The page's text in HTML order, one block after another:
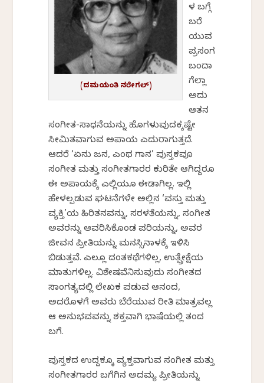
(ದಮಯಂತಿ ನರೇಗಲ್)
ಳ ಬಗ್ಗೆ
ಬರೆ
ಯುವ
ಪ್ರಸಂಗ
ಬಂದಾ
ಗೆಲ್ಲಾ
ಅದು
ಆತನ
ಸಂಗೀತ-ಸಾಧನೆಯನ್ನು ಹೊಗಳುವುದಕ್ಕಷ್ಟೇ
ಸೀಮಿತವಾಗುವ ಅಪಾಯ ಎದುರಾಗುತ್ತದೆ.
ಆದರೆ ‘ಏನು ಜನ, ಎಂಥ ಗಾನ’ ಪುಸ್ತಕವೂ
ಸಂಗೀತ ಮತ್ತು ಸಂಗೀತಗಾರರ ಕುರಿತೇ ಆಗಿದ್ದರೂ
ಈ ಅಪಾಯಕ್ಕೆ ಎಲ್ಲಿಯೂ ಈಡಾಗಿಲ್ಲ. ಇಲ್ಲಿ
ಹೇಳಲ್ಪಡುವ ಘಟನೆಗಳೇ ಅಲ್ಲಿನ ‘ವಸ್ತು ಮತ್ತು
ವ್ಯಕ್ತಿ’ಯ ಹಿರಿತನವನ್ನು, ಸರಳತೆಯನ್ನು, ಸಂಗೀತ
ಅವರನ್ನು ಆವರಿಸಿಕೊಂಡ ಪರಿಯನ್ನು, ಅವರ
ಜೀವನ ಪ್ರೀತಿಯನ್ನು ಮನಸ್ಸಿನಾಳಕ್ಕೆ ಇಳಿಸಿ
ಬಿಡುತ್ತವೆ. ಎಲ್ಲೂ ದಂತಕಥೆಗಳಿಲ್ಲ, ಉತ್ಪ್ರೇಕ್ಷೆಯ
ಮಾತುಗಳಿಲ್ಲ. ವಿಶೇಷವೆನಿಸುವುದು ಸಂಗೀತದ
ಸಾಂಗತ್ಯದಲ್ಲಿ ಲೇಖಕ ಪಡುವ ಆನಂದ,
ಅದರೊಳಗೆ ಅವರು ಬೆರೆಯುವ ರೀತಿ ಮಾತ್ರವಲ್ಲ
ಆ ಅನುಭವವನ್ನು ಶಕ್ತವಾಗಿ ಭಾಷೆಯಲ್ಲಿ ತಂದ
ಬಗೆ.
ಪುಸ್ತಕದ ಉದ್ದಕ್ಕೂ ವ್ಯಕ್ತವಾಗುವ ಸಂಗೀತ ಮತ್ತು
ಸಂಗೀತಗಾರರ ಬಗೆಗಿನ ಅದಮ್ಯ ಪ್ರೀತಿಯನ್ನು